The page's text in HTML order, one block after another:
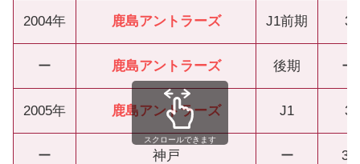
2004年 鹿島アントラーズ J1前期 3
ー 鹿島アントラーズ 後期 ー
2005年 鹿島アントラーズ J1 3
ー 神戸 ー 38
スクロールできます